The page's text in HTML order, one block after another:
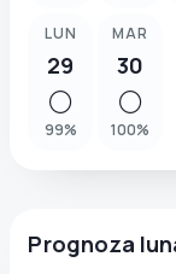
LUN
29
🌕
99%
MAR
30
🌕
100%
Prognoza